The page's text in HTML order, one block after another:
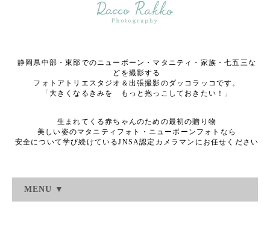
静岡県中部・東部でのニューボーン・マタニティ・家族・七五三な
どを撮影する
フォトアトリエスタジオ＆出張撮影のダッコラッコです。
「大きくなるきみを もっと抱っこしておきたい！」
生まれてくる赤ちゃんのための最初の贈り物
美しい姿のマタニティフォト・ニューボーンフォトなら
安全について学び続けているJNSA認定カメラマンにお任せください
MENU ▼